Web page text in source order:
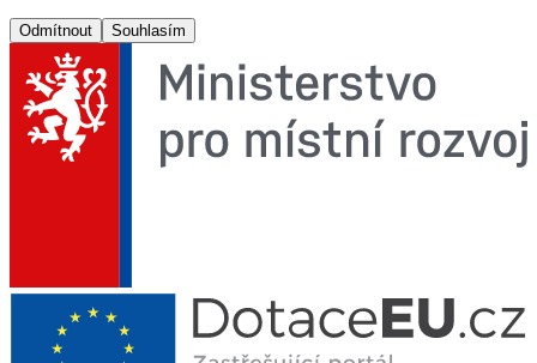
Odmítnout Souhlasím